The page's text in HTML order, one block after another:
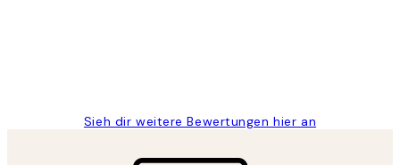
Sieh dir weitere Bewertungen hier an